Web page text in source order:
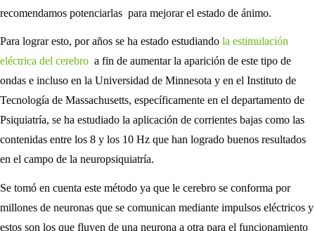
recomendamos potenciarlas para mejorar el estado de ánimo.
Para lograr esto, por años se ha estado estudiando la estimulación
eléctrica del cerebro a fin de aumentar la aparición de este tipo de
ondas e incluso en la Universidad de Minnesota y en el Instituto de
Tecnología de Massachusetts, específicamente en el departamento de
Psiquiatría, se ha estudiado la aplicación de corrientes bajas como las
contenidas entre los 8 y los 10 Hz que han logrado buenos resultados
en el campo de la neuropsiquiatría.
Se tomó en cuenta este método ya que le cerebro se conforma por
millones de neuronas que se comunican mediante impulsos eléctricos y
estos son los que fluyen de una neurona a otra para el funcionamiento